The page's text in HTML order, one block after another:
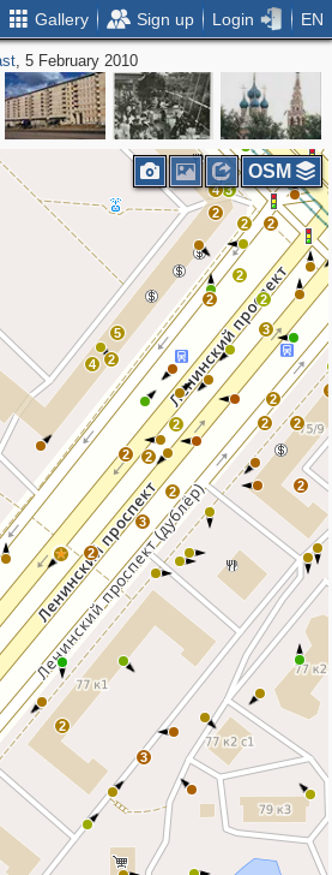
Gallery Sign up Login EN
, 5 February 2010
4
5
3
4
2
3
2
2
3
2
2
2
2
2
2
2
2
2
2
2 2
2
3
2
3
OSM